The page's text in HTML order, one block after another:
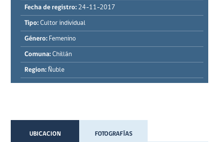
Fecha de registro: 24-11-2017
Tipo: Cultor individual
Género: Femenino
Comuna: Chillán
Region: Ñuble
UBICACION FOTOGRAFÍAS